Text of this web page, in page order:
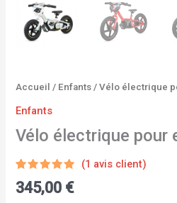
Accueil / Enfants / Vélo électrique
Enfants
Vélo électrique pour
Noté5.00
sur 5
1
(1 avis client)
345,00 €